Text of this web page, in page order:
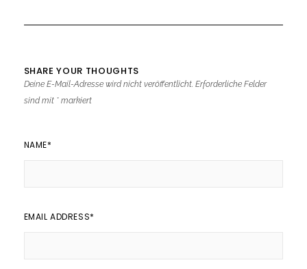
SHARE YOUR THOUGHTS
Deine E-Mail-Adresse wird nicht veröffentlicht. Erforderliche Felder
sind mit *markiert
NAME*
EMAIL ADDRESS*